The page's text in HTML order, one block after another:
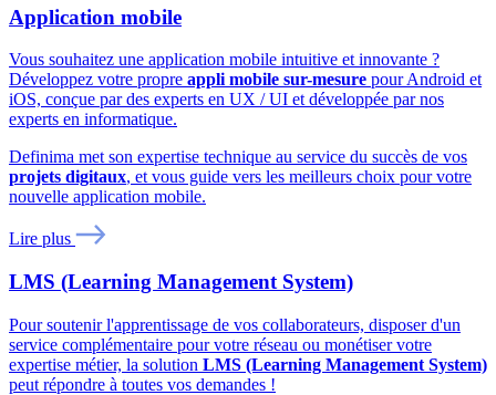
Application mobile
Vous souhaitez une application mobile intuitive et innovante ?
Développez votre propre appli mobile sur-mesure pour Android et
iOS, conçue par des experts en UX / UI et développée par nos
experts en informatique.
Definima met son expertise technique au service du succès de vos
projets digitaux, et vous guide vers les meilleurs choix pour votre
nouvelle application mobile.
Lire plus
LMS (Learning Management System)
Pour soutenir l'apprentissage de vos collaborateurs, disposer d'un
service complémentaire pour votre réseau ou monétiser votre
expertise métier, la solution LMS (Learning Management System)
peut répondre à toutes vos demandes !